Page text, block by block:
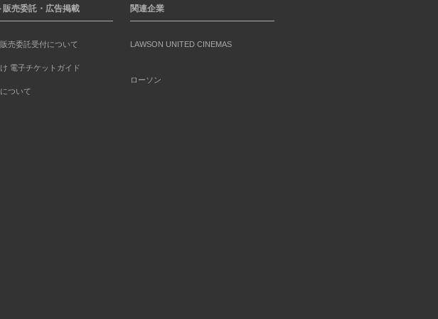
販売委託・広告掲載
売委託受付について
電子チケットガイド
ついて
関連企業
LAWSON UNITED CINEMAS
ローソン